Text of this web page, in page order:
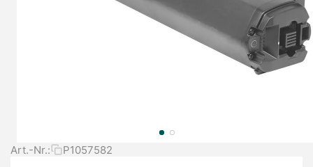
Art.-Nr.: P1057582